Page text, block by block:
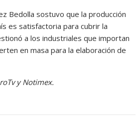
Bedolla sostuvo que la producción
es satisfactoria para cubrir la
a los industriales que importan
en masa para la elaboración de
y Notimex.